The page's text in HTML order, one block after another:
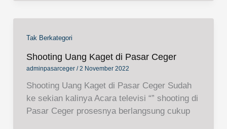
Tak Berkategori
Shooting Uang Kaget di Pasar Ceger
adminpasarceger /2 November 2022
Shooting Uang Kaget di Pasar Ceger Sudah
ke sekian kalinya Acara televisi “” shooting di
Pasar Ceger prosesnya berlangsung cukup